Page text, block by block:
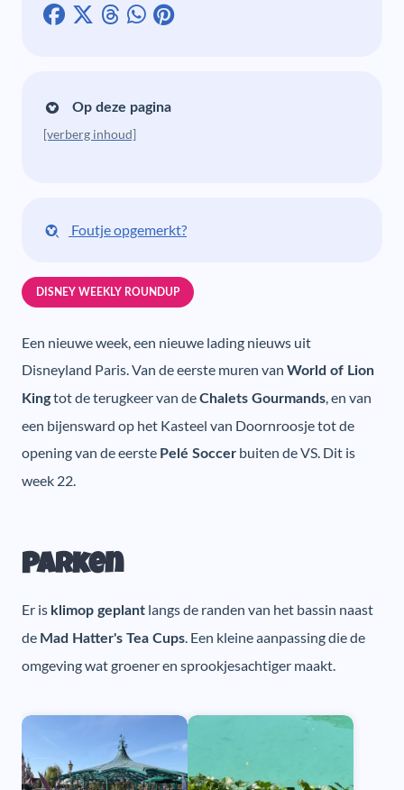
Op deze pagina
[verberg inhoud]
Foutje opgemerkt?
DISNEY WEEKLY ROUNDUP
Een nieuwe week, een nieuwe lading nieuws uit
Disneyland Paris. Van de eerste muren van World of Lion
Kingtot de terugkeer van deChalets Gourmands, en van
een bijensward op het Kasteel van Doornroosje tot de
opening van de eerste Pelé Soccer buiten de VS. Dit is
week 22.
Parken
Er is klimop geplant langs de randen van het bassin naast
de Mad Hatter's Tea Cups. Een kleine aanpassing die de
omgeving wat groener en sprookjesachtiger maakt.